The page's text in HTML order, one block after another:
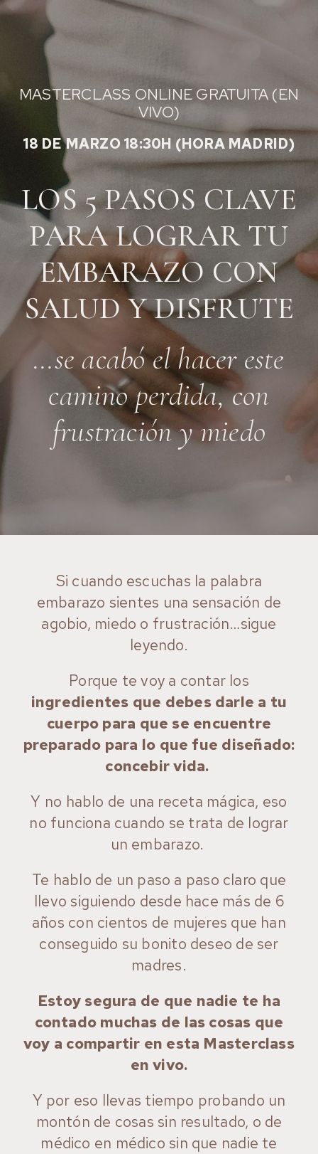
MASTERCLASS ONLINE GRATUITA (EN
VIVO)
18 DE MARZO 18:30H (HORA MADRID)
LOS 5 PASOS CLAVE
PARA LOGRAR TU
EMBARAZO CON
SALUD Y DISFRUTE
…se acabó el hacer este
camino perdida, con
frustración y miedo
Si cuando escuchas la palabra
embarazo sientes una sensación de
agobio, miedo o frustración…sigue
leyendo.
Porque te voy a contar los
ingredientes que debes darle a tu
cuerpo para que se encuentre
preparado para lo que fue diseñado:
concebir vida.
Y no hablo de una receta mágica, eso
no funciona cuando se trata de lograr
un embarazo.
Te hablo de un paso a paso claro que
llevo siguiendo desde hace más de 6
años con cientos de mujeres que han
conseguido su bonito deseo de ser
madres.
Estoy segura de que nadie te ha
contado muchas de las cosas que
voy a compartir en esta Masterclass
en vivo.
Y por eso llevas tiempo probando un
montón de cosas sin resultado, o de
médico en médico sin que nadie te